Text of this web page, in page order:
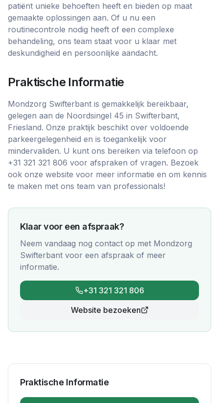
patiënt unieke behoeften heeft en bieden op maat
gemaakte oplossingen aan. Of u nu een
routinecontrole nodig heeft of een complexe
behandeling, ons team staat voor u klaar met
deskundigheid en persoonlijke aandacht.
Praktische Informatie
Mondzorg Swifterbant is gemakkelijk bereikbaar,
gelegen aan de Noordsingel 45 in Swifterbant,
Friesland. Onze praktijk beschikt over voldoende
parkeergelegenheid en is toegankelijk voor
mindervaliden. U kunt ons bereiken via telefoon op
+31 321 321 806 voor afspraken of vragen. Bezoek
ook onze website voor meer informatie en om kennis
te maken met ons team van professionals!
Klaar voor een afspraak?
Neem vandaag nog contact op met Mondzorg
Swifterbant voor een afspraak of meer
informatie.
+31 321 321 806
Website bezoeken
Praktische Informatie